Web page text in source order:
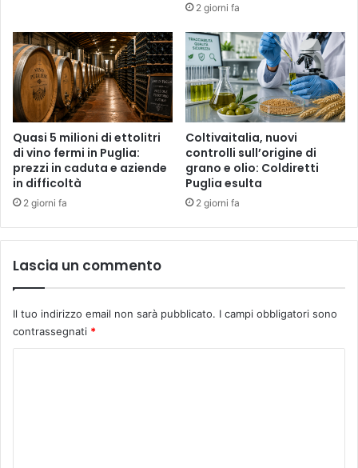
2 giorni fa
Quasi 5 milioni di ettolitri
di vino fermi in Puglia:
prezzi in caduta e aziende
in difficoltà
2 giorni fa
Coltivaitalia, nuovi
controlli sull’origine di
grano e olio: Coldiretti
Puglia esulta
2 giorni fa
Lascia un commento
Il tuo indirizzo email non sarà pubblicato. I campi obbligatori sono
contrassegnati *